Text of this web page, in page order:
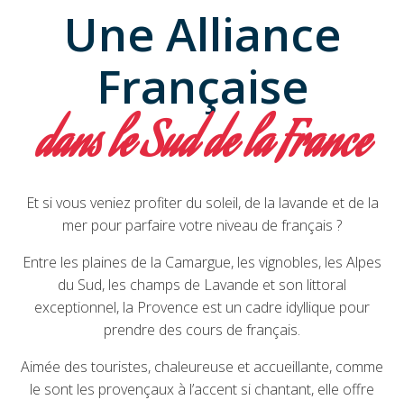
Une Alliance
Française
dans le Sud de la France
Et si vous veniez profiter du soleil, de la lavande et de la
mer pour parfaire votre niveau de français ?
Entre les plaines de la Camargue, les vignobles, les Alpes
du Sud, les champs de Lavande et son littoral
exceptionnel, la Provence est un cadre idyllique pour
prendre des cours de français.
Aimée des touristes, chaleureuse et accueillante, comme
le sont les provençaux à l’accent si chantant, elle offre